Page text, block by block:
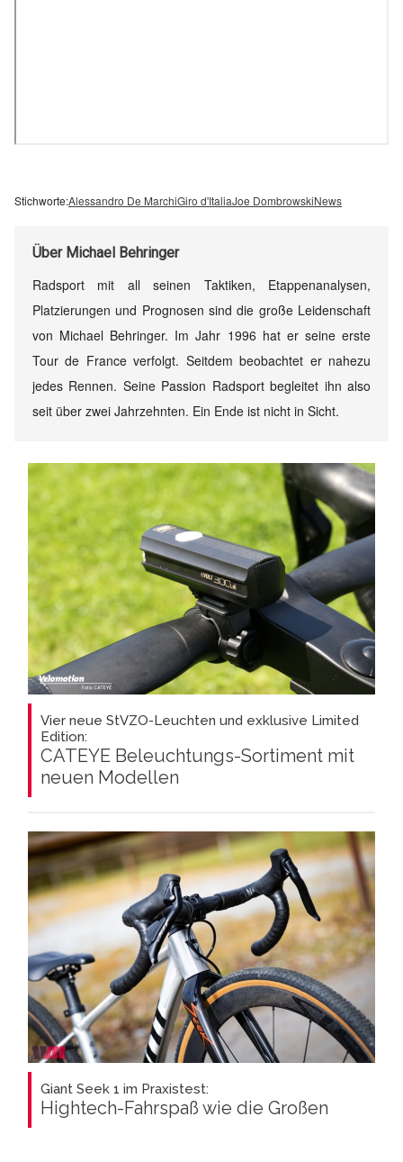
Stichworte:Alessandro De MarchiGiro d'ItaliaJoe DombrowskiNews
Über Michael Behringer
Radsport mit all seinen Taktiken, Etappenanalysen,
Platzierungen und Prognosen sind die große Leidenschaft
von Michael Behringer. Im Jahr 1996 hat er seine erste
Tour de France verfolgt. Seitdem beobachtet er nahezu
jedes Rennen. Seine Passion Radsport begleitet ihn also
seit über zwei Jahrzehnten. Ein Ende ist nicht in Sicht.
Vier neue StVZO-Leuchten und exklusive Limited
Edition:
CATEYE Beleuchtungs-Sortiment mit
neuen Modellen
Giant Seek 1 im Praxistest:
Hightech-Fahrspaß wie die Großen